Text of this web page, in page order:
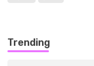
Trending